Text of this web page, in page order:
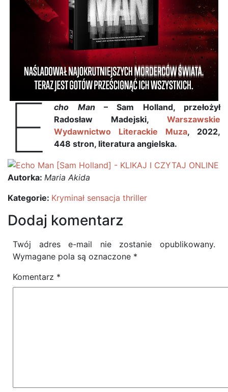
E cho Man– Sam Holland, przełożył
Radosław Madejski, Warszawskie
Wydawnictwo Literackie Muza, 2022,
448 stron, literatura angielska.
Autorka: Maria Akida
Kategorie: Kryminał sensacja thriller
Dodaj komentarz
Twój adres e-mail nie zostanie opublikowany.
Wymagane pola są oznaczone *
Komentarz *